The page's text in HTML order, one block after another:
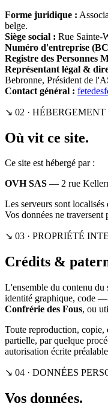
Forme juridique :
belge.
Siège social : Rue Sainte-
Numéro d'entreprise
Registre des Personnes
Représentant légal &
Bebronne, Président de
Contact général :
↘ 02 · HÉBERGEMENT
Où vit ce site.
Ce site est hébergé par :
OVH SAS — 2 rue
Les serveurs sont
Vos données ne traversent
↘ 03 · PROPRIÉTÉ
Crédits &
L'ensemble du contenu
identité graphique, code
Confrérie des Fous, ou
Toute reproduction,
partielle, par quelque
autorisation écrite
↘ 04 · DONNÉES
Vos données.